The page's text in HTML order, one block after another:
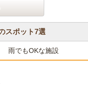
スポット7選
雨でもOKな施設